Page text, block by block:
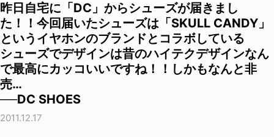
昨日自宅に「DC」からシューズが届きまし
た！！今回届いたシューズは「SKULL CANDY」
というイヤホンのブランドとコラボしている
シューズでデザインは昔のハイテクデザインなん
で最高にカッコいいですね！！しかもなんと非
売…
──DC SHOES
2011.12.17